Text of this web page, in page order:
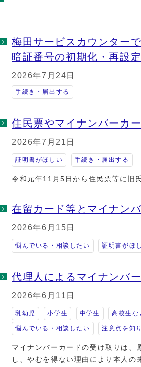
梅田サービスカウンター
暗証番号の初期化・再設
2026年7月24日
手続き・届出する
住民票やマイナンバーカ
2026年7月21日
証明書がほしい 手続き・届出する
令和元年11月5日から住民票等に旧
在留カード等とマイナン
2026年6月15日
悩んでいる・相談したい 証明書がほ
代理人によるマイナンバ
2026年6月11日
乳幼児 小学生 中学生 高校生な
悩んでいる・相談したい 注意点を知
マイナンバーカードの受け取りは、
し、やむを得ない理由により本人